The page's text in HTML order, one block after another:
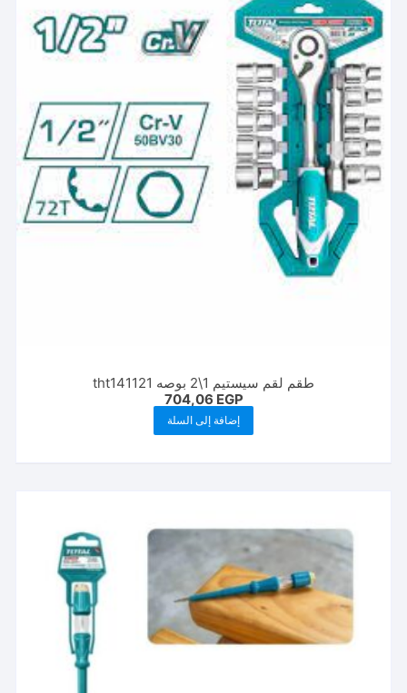
طقم لقم سيستيم 1\2 بوصه tht141121
704,06 EGP
إضافة إلى السلة